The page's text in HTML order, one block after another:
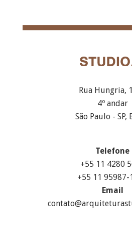
Rua Hungria,
4º andar
São Paulo - SP,
Telefone
+55 11 4280
+55 11 95987-
Email